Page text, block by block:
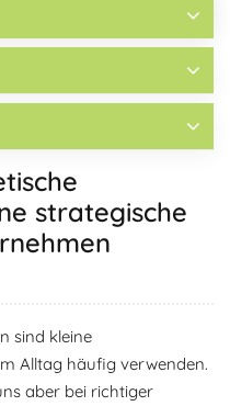
strategische
sind kleine
Alltag häufig verwenden.
aber bei richtiger